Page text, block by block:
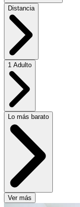
Distancia
1 Adulto
Lo más barato
Ver más